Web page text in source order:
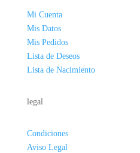
Mi Cuenta
Mis Datos
Mis Pedidos
Lista de Deseos
Lista de Nacimiento
legal
Condiciones
Aviso Legal